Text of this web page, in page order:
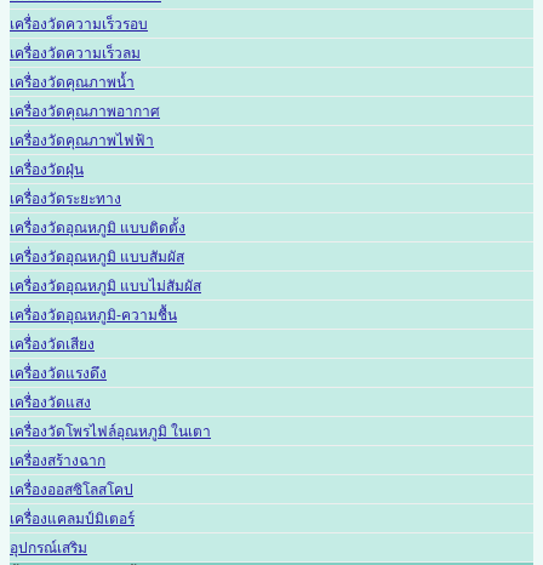
เครื่องวัดความเร็วรอบ
เครื่องวัดความเร็วลม
เครื่องวัดคุณภาพน้ำ
เครื่องวัดคุณภาพอากาศ
เครื่องวัดคุณภาพไฟฟ้า
เครื่องวัดฝุ่น
เครื่องวัดระยะทาง
เครื่องวัดอุณหภูมิ แบบติดตั้ง
เครื่องวัดอุณหภูมิ แบบสัมผัส
เครื่องวัดอุณหภูมิ แบบไม่สัมผัส
เครื่องวัดอุณหภูมิ-ความชื้น
เครื่องวัดเสียง
เครื่องวัดแรงดึง
เครื่องวัดแสง
เครื่องวัดโพรไฟล์อุณหภูมิ ในเตา
เครื่องสร้างฉาก
เครื่องออสซิโลสโคป
เครื่องแคลมป์มิเตอร์
อุปกรณ์เสริม